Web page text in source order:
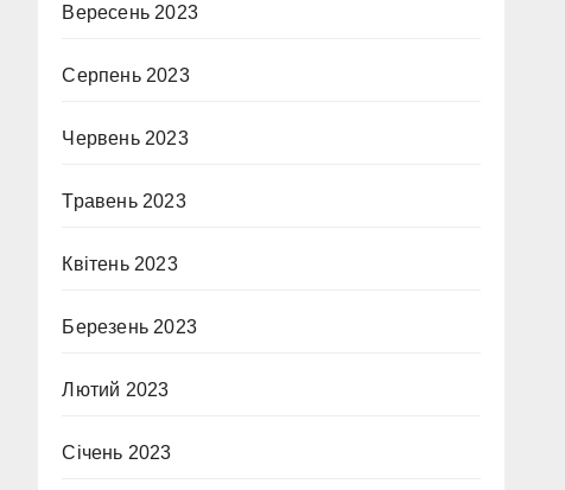
Вересень 2023
Серпень 2023
Червень 2023
Травень 2023
Квітень 2023
Березень 2023
Лютий 2023
Січень 2023